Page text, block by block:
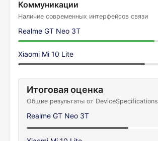
Коммуникации
Наличие современных интерфейсов связи
Realme GT Neo 3T
Xiaomi Mi 10 Lite
Итоговая оценка
Общие результаты от DeviceSpecifications
Realme GT Neo 3T